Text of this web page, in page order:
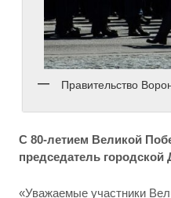
Правительство
С 80-летием Великой
председатель
«Уважаемые участники